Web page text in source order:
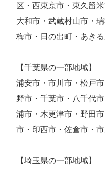
区・西東京市・東久留
大和市・武蔵村山市・
梅市・日の出町・あき
【千葉県の一部地域】
浦安市・市川市・松戸
野市・千葉市・八千代
浦市・木更津市・野田
市・印西市・佐倉市・
【埼玉県の一部地域】